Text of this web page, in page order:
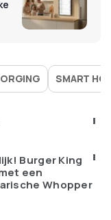
SMART
Burger King
een
Whopper